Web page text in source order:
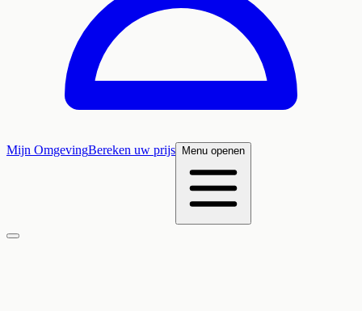
Mijn OmgevingBereken uw prijs Menu openen